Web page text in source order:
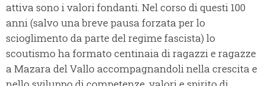
attiva sono i valori fondanti. Nel corso di questi 100
anni (salvo una breve pausa forzata per lo
scioglimento da parte del regime fascista) lo
scoutismo ha formato centinaia di ragazzi e ragazze
a Mazara del Vallo accompagnandoli nella crescita e